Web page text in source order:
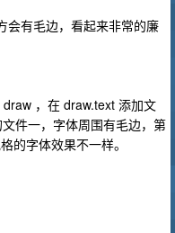
会有毛边，看起来非常的廉
，在 draw.text 添加文
件一，字体周围有毛边，第
的字体效果不一样。